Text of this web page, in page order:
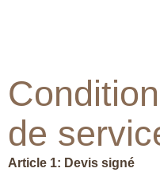
de
Article 1: Devis signé